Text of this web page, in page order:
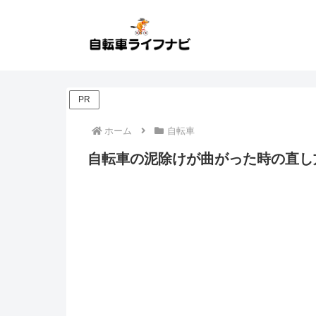
PR
ホーム 自転車
自転車の泥除けが曲がった時の直